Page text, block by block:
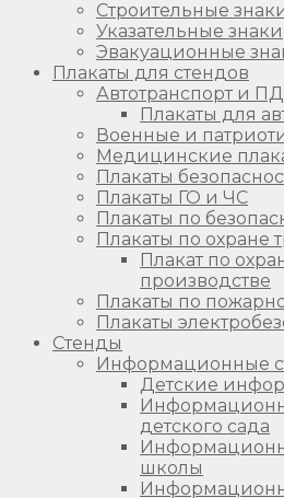
Строительные
Указательные знаки
Эвакуационные
Плакаты для стендов
Автотранспорт и
Плакаты для
Военные и
Медицинские
Плакаты
Плакаты ГО и ЧС
Плакаты по
Плакаты по охране
Плакат по
производстве
Плакаты по
Плакаты
Стенды
Информационные
Детские
детского сада
школы